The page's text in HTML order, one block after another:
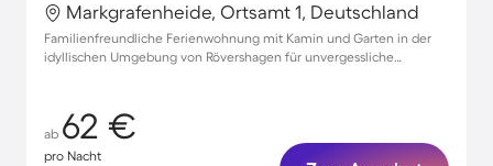
Markgrafenheide, Ortsamt 1, Deutschland
Familienfreundliche Ferienwohnung mit Kamin und Garten in der
idyllischen Umgebung von Rövershagen für unvergessliche
ab 62 €
pro Nacht